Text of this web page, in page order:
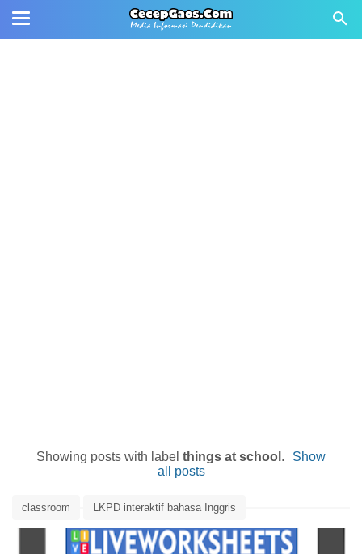
Showing posts with label things at school .
Show
all posts
classroom LKPD interaktif bahasa Inggris
Media Pembelajaran Media Pembelajaran Bahasa Inggris